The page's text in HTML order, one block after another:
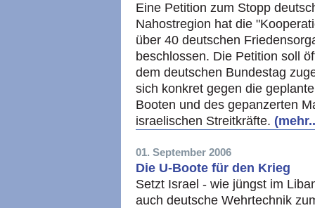
Eine Petition zum Stopp
Nahostregion hat die
über 40 deutschen
beschlossen. Die Petition soll
dem deutschen Bundestag
sich konkret gegen die
Booten und des gepanzerten
israelischen Streitkräfte.
01. September 2006
Die U-Boote für den Krieg
Setzt Israel - wie jüngst im
auch deutsche Wehrtechnik